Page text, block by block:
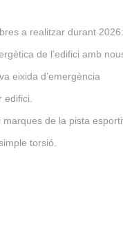
a realitzar durant 2026:
de l’edifici amb
eixida d’emergència
edifici.
de la pista
torsió.